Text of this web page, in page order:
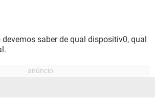
saber de qual dispositiv0, qual